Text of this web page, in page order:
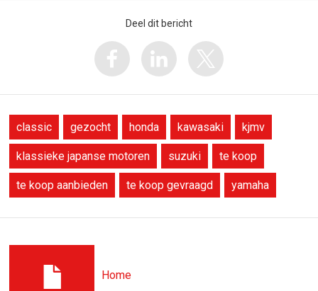
Deel dit bericht
classic gezocht honda kawasaki kjmv
klassieke japanse motoren suzuki te koop
te koop aanbieden te koop gevraagd yamaha
Home